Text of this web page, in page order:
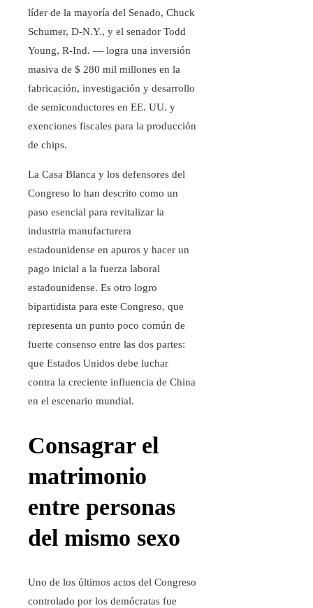
líder de la mayoría del Senado, Chuck
Schumer, D-N.Y., y el senador Todd
Young, R-Ind. — logra una inversión
masiva de $ 280 mil millones en la
fabricación, investigación y desarrollo
de semiconductores en EE. UU. y
exenciones fiscales para la producción
de chips.
La Casa Blanca y los defensores del
Congreso lo han descrito como un
paso esencial para revitalizar la
industria manufacturera
estadounidense en apuros y hacer un
pago inicial a la fuerza laboral
estadounidense. Es otro logro
bipartidista para este Congreso, que
representa un punto poco común de
fuerte consenso entre las dos partes:
que Estados Unidos debe luchar
contra la creciente influencia de China
en el escenario mundial.
Consagrar el
matrimonio
entre personas
del mismo sexo
Uno de los últimos actos del Congreso
controlado por los demócratas fue